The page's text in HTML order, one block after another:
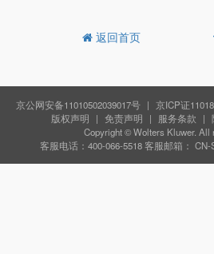
返回首页
京公网安备11010502039017号 | 京ICP证
版权声明
| 免责声明 | 服务条款 |
Copyright © Wolters Kluwer. All
客服电话： 400-066-5518客服邮箱： CN-